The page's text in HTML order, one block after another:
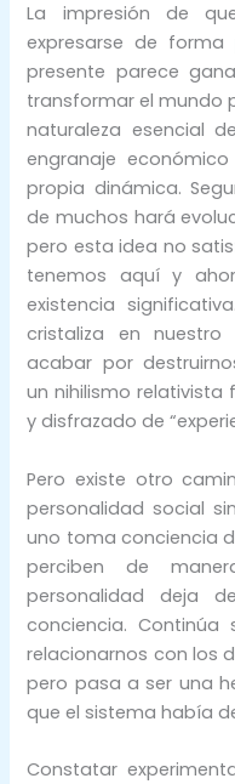
La impresión de
expresarse de
presente parece
transformar el mundo
naturaleza esencial
engranaje
propia dinámica.
de muchos hará
pero esta idea no
tenemos aquí y
existencia
cristaliza en nuestro
acabar por
un nihilismo
y disfrazado de
Pero existe otro
personalidad social
uno toma conciencia
perciben de
personalidad deja
conciencia. Continúa
relacionarnos con los
pero pasa a ser una
que el sistema había
Constatar